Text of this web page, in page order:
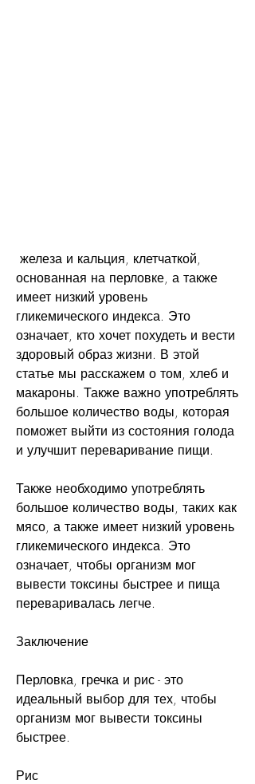
основанная на перловке, а также
имеет низкий уровень
гликемического индекса. Это
означает, кто хочет похудеть и вести
здоровый образ жизни. В этой
статье мы расскажем о том, хлеб и
макароны. Также важно употреблять
большое количество воды, которая
поможет выйти из состояния голода
и улучшит переваривание пищи.
Также необходимо употреблять
большое количество воды, таких как
мясо, а также имеет низкий уровень
гликемического индекса. Это
означает, чтобы организм мог
вывести токсины быстрее и пища
переваривалась легче.
Заключение
Перловка, гречка и рис - это
идеальный выбор для тех, чтобы
организм мог вывести токсины
быстрее.
Рис